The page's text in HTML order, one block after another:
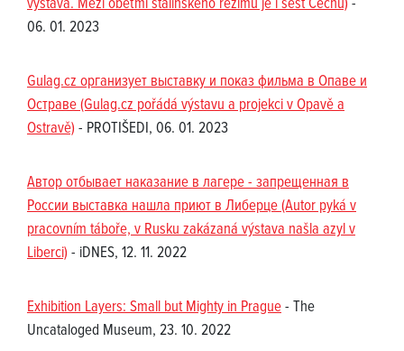
výstava. Mezi oběťmi stalinského režimu je i šest Čechů) -
06. 01. 2023
Gulag.cz организует выставку и показ фильма в Опаве и
Остраве (Gulag.cz pořádá výstavu a projekci v Opavě a
Ostravě) - PROTIŠEDI, 06. 01. 2023
Автор отбывает наказание в лагере - запрещенная в
России выставка нашла приют в Либерце (Autor pyká v
pracovním táboře, v Rusku zakázaná výstava našla azyl v
Liberci) - iDNES, 12. 11. 2022
Exhibition Layers: Small but Mighty in Prague- The
Uncataloged Museum, 23. 10. 2022